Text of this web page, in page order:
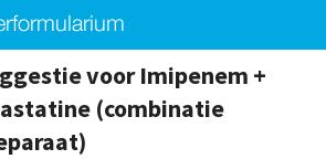
voor Imipenem +
(combinatie